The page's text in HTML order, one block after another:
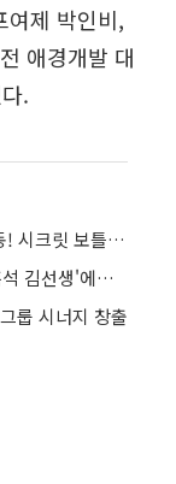
여제 박인비,
애경개발 대
.
청담러닝, CJ 4DPLEX와 공동 제작한 ‘출동! 시크릿 보틀 수호대’ 개봉
문재인 정부 청와대의 '부동산 잔혹사'...'흑석 김선생'에서 '청담 김실장'까지
룹 시너지 창출